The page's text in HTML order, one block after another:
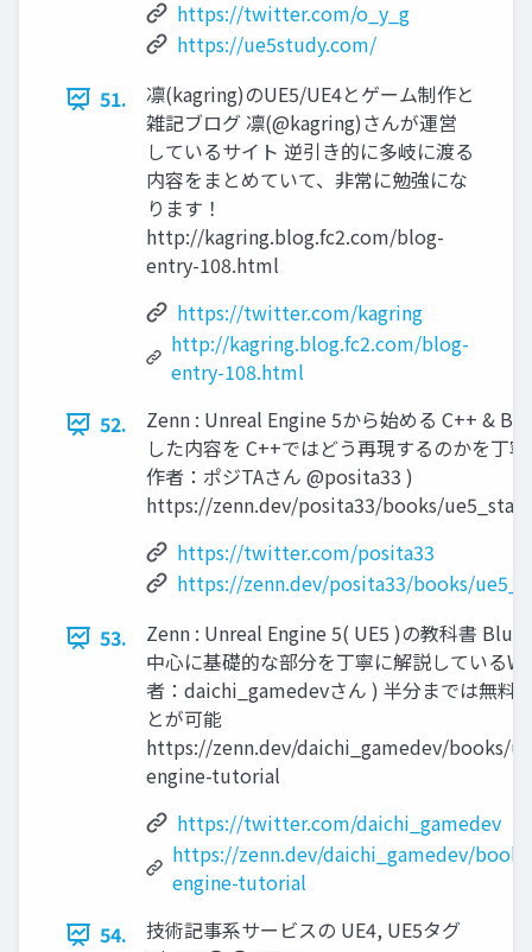
https://twitter.com/o_y_g
https://ue5study.com/
51.
凛(kagring)のUE5/UE4とゲーム制作と
雑記ブログ 凛(@kagring)さんが運営
しているサイト 逆引き的に多岐に渡る
内容をまとめていて、非常に勉強にな
ります！
http://kagring.blog.fc2.com/blog-
entry-108.html
https://twitter.com/kagring
http://kagring.blog.fc2.com/blog-
entry-108.html
52.
Zenn : Unreal Engine 5から始める C++ &
した内容を C++ではどう再現するのかを丁
作者：ポジTAさん @posita33 )
https://zenn.dev/posita33/books/
https://twitter.com/posita33
https://zenn.dev/posita33/books/
53.
Zenn : Unreal Engine 5( UE5 )の教科書
中心に基礎的な部分を丁寧に解説している
者：daichi_gamedevさん ) 半分までは無料
とが可能
https://zenn.dev/daichi_gamedev/books/
engine-tutorial
https://twitter.com/daichi_gamedev
https://zenn.dev/daichi_gamedev/
engine-tutorial
54.
技術記事系サービスの UE4, UE5タグ